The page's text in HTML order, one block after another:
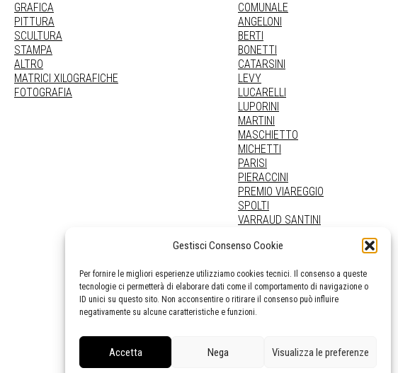
Gestisci Consenso Cookie
Per fornire le migliori esperienze utilizziamo cookies tecnici. Il consenso a queste
tecnologie ci permetterà di elaborare dati come il comportamento di navigazione o
ID unici su questo sito. Non acconsentire o ritirare il consenso può influire
negativamente su alcune caratteristiche e funzioni.
Accetta Nega Visualizza le preferenze
GRAFICA
PITTURA
SCULTURA
STAMPA
ALTRO
MATRICI XILOGRAFICHE
FOTOGRAFIA
COMUNALE
ANGELONI
BERTI
BONETTI
CATARSINI
LEVY
LUCARELLI
LUPORINI
MARTINI
MASCHIETTO
MICHETTI
PARISI
PIERACCINI
PREMIO VIAREGGIO
SPOLTI
VARRAUD SANTINI